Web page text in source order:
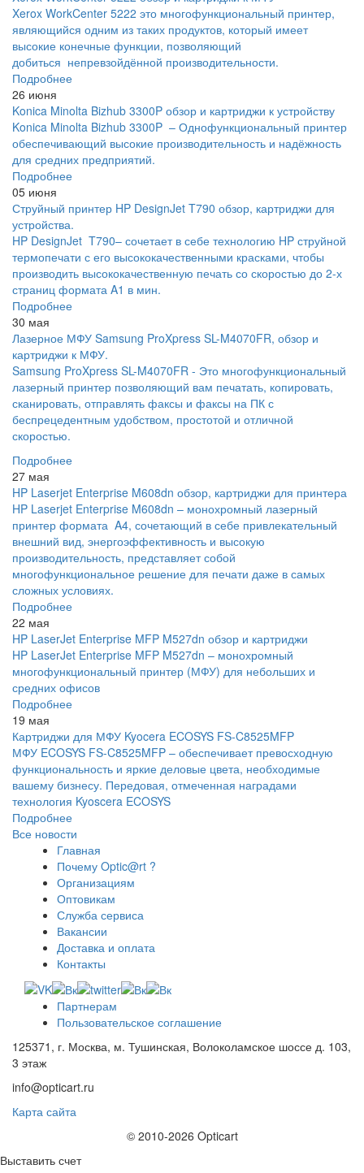
Xerox WorkCenter 5222 это многофункциональный принтер,
являющийся одним из таких продуктов, который имеет
высокие конечные функции, позволяющий
добиться непревзойдённой производительности.
Подробнее
26 июня
Konica Minolta Bizhub 3300P обзор и картриджи к устройству
Konica Minolta Bizhub 3300P – Однофункциональный принтер
обеспечивающий высокие производительность и надёжность
для средних предприятий.
Подробнее
05 июня
Струйный принтер HP DesignJet T790 обзор, картриджи для
устройства.
HP DesignJet T790– сочетает в себе технологию HP струйной
термопечати с его высококачественными красками, чтобы
производить высококачественную печать со скоростью до 2-х
страниц формата A1 в мин.
Подробнее
30 мая
Лазерное МФУ Samsung ProXpress SL-M4070FR, обзор и
картриджи к МФУ.
Samsung ProXpress SL-M4070FR - Это многофункциональный
лазерный принтер позволяющий вам печатать, копировать,
сканировать, отправлять факсы и факсы на ПК с
беспрецедентным удобством, простотой и отличной
скоростью.
Подробнее
27 мая
HP Laserjet Enterprise M608dn обзор, картриджи для принтера
HP Laserjet Enterprise M608dn – монохромный лазерный
принтер формата A4, сочетающий в себе привлекательный
внешний вид, энергоэффективность и высокую
производительность, представляет собой
многофункциональное решение для печати даже в самых
сложных условиях.
Подробнее
22 мая
HP LaserJet Enterprise MFP M527dn обзор и картриджи
HP LaserJet Enterprise MFP M527dn – монохромный
многофункциональный принтер (МФУ) для небольших и
средних офисов
Подробнее
19 мая
Картриджи для МФУ Kyocera ECOSYS FS-C8525MFP
МФУ ECOSYS FS-C8525MFP – обеспечивает превосходную
функциональность и яркие деловые цвета, необходимые
вашему бизнесу. Передовая, отмеченная наградами
технология Kyoscera ECOSYS
Подробнее
Все новости
Главная
Почему Optic@rt ?
Организациям
Оптовикам
Служба сервиса
Вакансии
Доставка и оплата
Контакты
Партнерам
Пользовательское соглашение
125371, г. Москва, м. Тушинская, Волоколамское шоссе д. 103,
3 этаж
info@opticart.ru
Карта сайта
© 2010-2026 Opticart
Выставить счет